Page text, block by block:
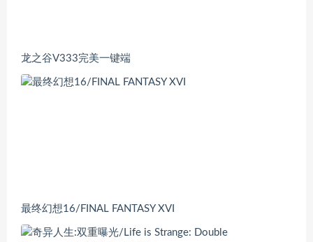
龙之谷V333完美一键端
最终幻想16/FINAL FANTASY XVI